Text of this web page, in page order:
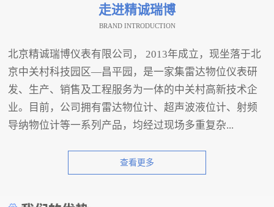
走进精诚瑞博
BRAND INTRODUCTION
北京精诚瑞博仪表有限公司， 2013年成立，现坐落于北
京中关村科技园区—昌平园，是一家集雷达物位仪表研
发、生产、销售及工程服务为一体的中关村高新技术企
业。目前，公司拥有雷达物位计、超声波液位计、射频
导纳物位计等一系列产品，均经过现场多重复杂...
查看更多